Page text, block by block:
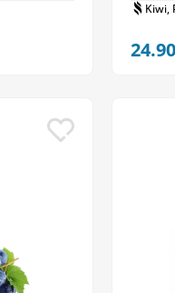
Kiwi,
24.90